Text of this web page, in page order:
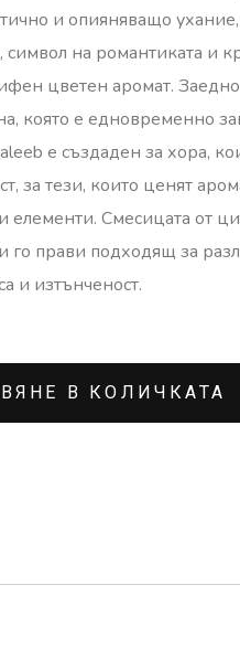
и опияняващо
на романтиката и
цветен аромат.
която е едновременно
е създаден за хора,
за тези, които ценят
елементи. Смесицата от
го прави подходящ за
и изтънченост.
В КОЛИЧКАТА